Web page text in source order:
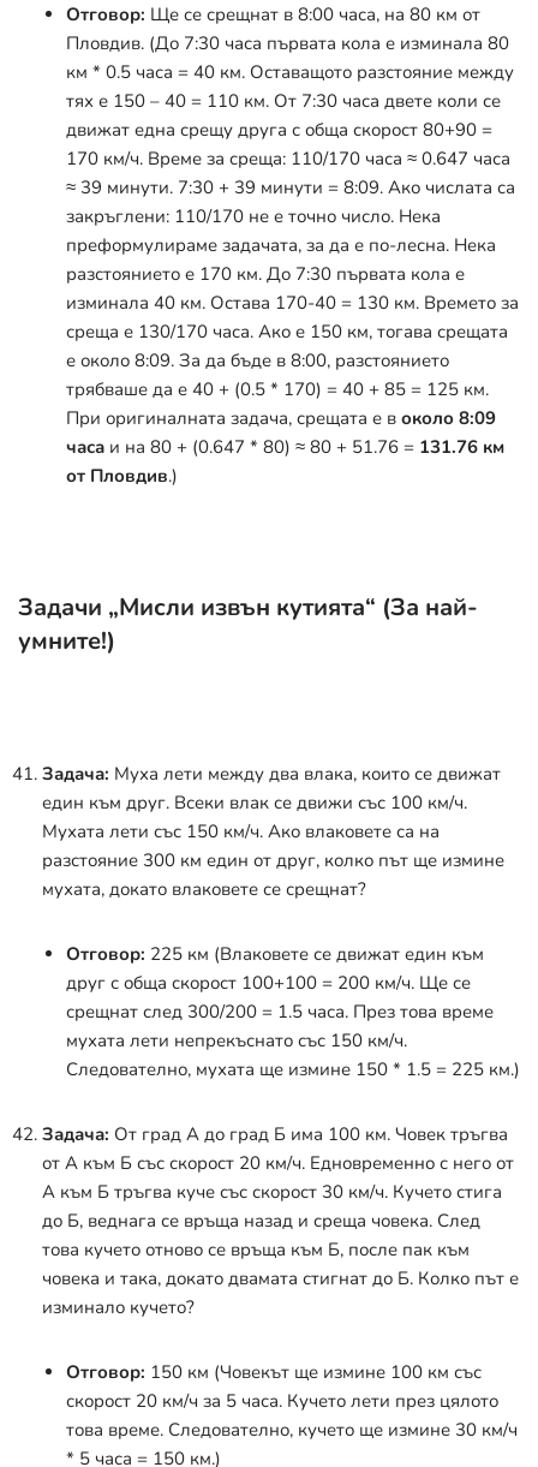
Отговор: Ще се срещнат в 8:00 часа, на 80 км от
Пловдив. (До 7:30 часа първата кола е изминала 80
км * 0.5 часа = 40 км. Оставащото разстояние между
тях е 150 – 40 = 110 км. От 7:30 часа двете коли се
движат една срещу друга с обща скорост 80+90 =
170 км/ч. Време за среща: 110/170 часа ≈ 0.647 часа
≈ 39 минути. 7:30 + 39 минути = 8:09. Ако числата са
закръглени: 110/170 не е точно число. Нека
преформулираме задачата, за да е по-лесна. Нека
разстоянието е 170 км. До 7:30 първата кола е
изминала 40 км. Остава 170-40 = 130 км. Времето за
среща е 130/170 часа. Ако е 150 км, тогава срещата
е около 8:09. За да бъде в 8:00, разстоянието
трябваше да е 40 + (0.5 * 170) = 40 + 85 = 125 км.
При оригиналната задача, срещата е в около 8:09
часа и на 80 + (0.647 * 80) ≈ 80 + 51.76 = 131.76 км
от Пловдив.)
Задачи „Мисли извън кутията“ (За най-
умните!)
Задача: Муха лети между два влака, които се движат
един към друг. Всеки влак се движи със 100 км/ч.
Мухата лети със 150 км/ч. Ако влаковете са на
разстояние 300 км един от друг, колко път ще измине
мухата, докато влаковете се срещнат?
Отговор: 225 км (Влаковете се движат един към
друг с обща скорост 100+100 = 200 км/ч. Ще се
срещнат след 300/200 = 1.5 часа. През това време
мухата лети непрекъснато със 150 км/ч.
Следователно, мухата ще измине 150 * 1.5 = 225 км.)
Задача: От град А до град Б има 100 км. Човек тръгва
от А към Б със скорост 20 км/ч. Едновременно с него от
А към Б тръгва куче със скорост 30 км/ч. Кучето стига
до Б, веднага се връща назад и среща човека. След
това кучето отново се връща към Б, после пак към
човека и така, докато двамата стигнат до Б. Колко път е
изминало кучето?
Отговор: 150 км (Човекът ще измине 100 км със
скорост 20 км/ч за 5 часа. Кучето лети през цялото
това време. Следователно, кучето ще измине 30 км/ч
* 5 часа = 150 км.)